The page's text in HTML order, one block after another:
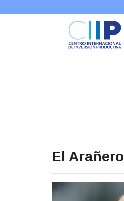
El Arañero